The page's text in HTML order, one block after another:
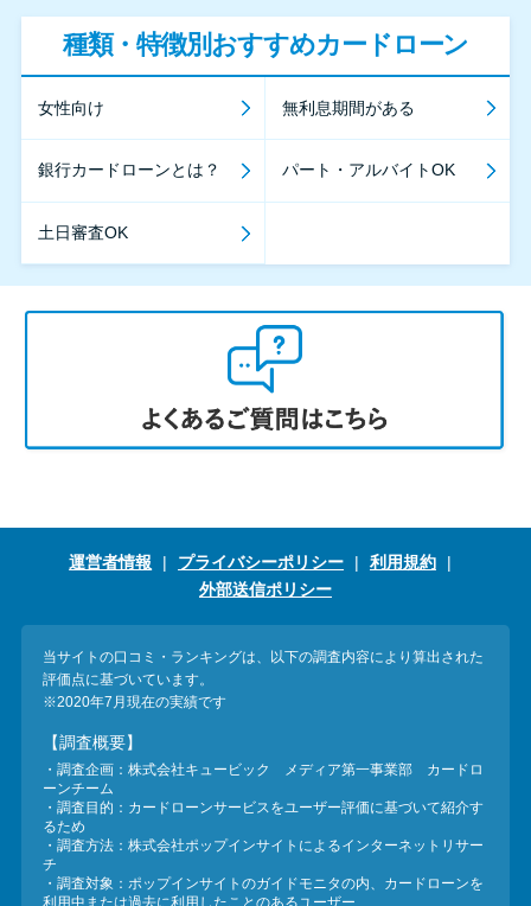
種類・特徴別おすすめカードローン
女性向け 無利息期間がある
銀行カードローンとは？ パート・アルバイトOK
土日審査OK
運営者情報 プライバシーポリシー
利用規約
外部送信ポリシー
当サイトの口コミ・ランキングは、以下の調査内容により算出された
評価点に基づいています。
※2020年7月現在の実績です
【調査概要】
・調査企画：株式会社キュービック メディア第一事業部 カードロ
ーンチーム
・調査目的：カードローンサービスをユーザー評価に基づいて紹介す
るため
・調査方法：株式会社ポップインサイトによるインターネットリサー
チ
・調査対象：ポップインサイトのガイドモニタの内、カードローンを
利用中または過去に利用したことのあるユーザー